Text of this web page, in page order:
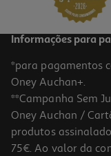
Informações para
*para pagamentos
Oney Auchan+.
**Campanha Sem
Oney Auchan /
produtos
75€. Ao valor da